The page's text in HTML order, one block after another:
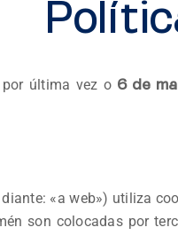
última vez o 6 de
«a web») utiliza
son colocadas por